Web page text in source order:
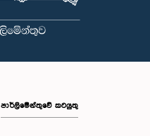
පාර්ලිමේන්තුවේ කටයුතු